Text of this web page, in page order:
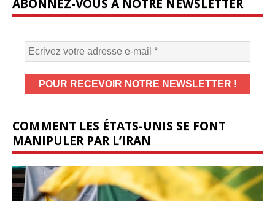
COMMENT LES ÉTATS-UNIS SE FONT
MANIPULER PAR L’IRAN